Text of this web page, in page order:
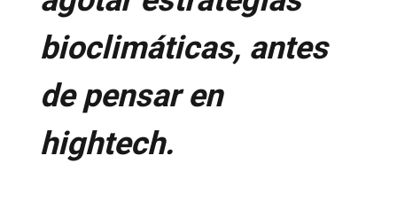
bioclimáticas, antes
de pensar en
hightech.